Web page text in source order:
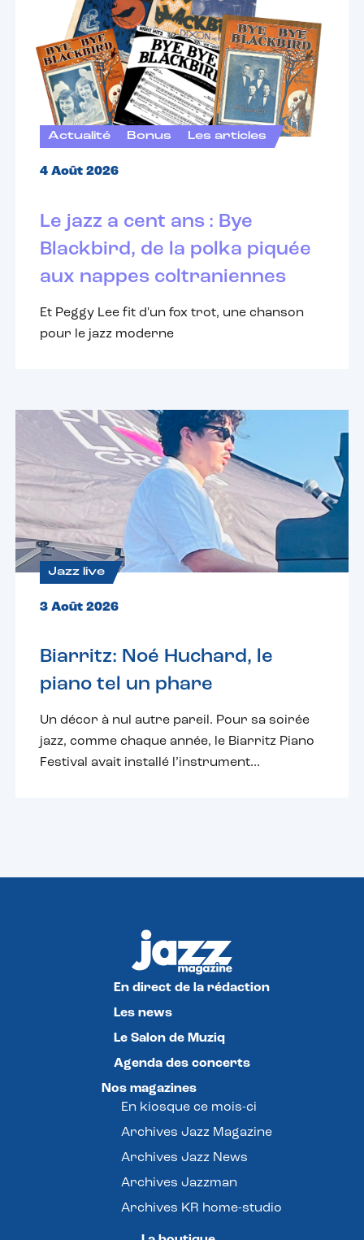
Actualité Bonus Les articles
4 Août 2026
Le jazz a cent ans : Bye
Blackbird, de la polka piquée
aux nappes coltraniennes
Et Peggy Lee fit d'un fox trot, une chanson
pour le jazz moderne
Jazz live
3 Août 2026
Biarritz: Noé Huchard, le
piano tel un phare
Un décor à nul autre pareil. Pour sa soirée
jazz, comme chaque année, le Biarritz Piano
Festival avait installé l’instrument...
En direct de la rédaction
Les news
Le Salon de Muziq
Agenda des concerts
Nos magazines
En kiosque ce mois-ci
Archives Jazz Magazine
Archives Jazz News
Archives Jazzman
Archives KR home-studio